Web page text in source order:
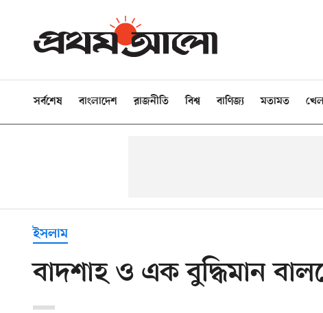
সর্বশেষ বাংলাদেশ রাজনীতি বিশ্ব বাণিজ্য মতামত
ইসলাম
বাদশাহ ও এক বুদ্ধিমান